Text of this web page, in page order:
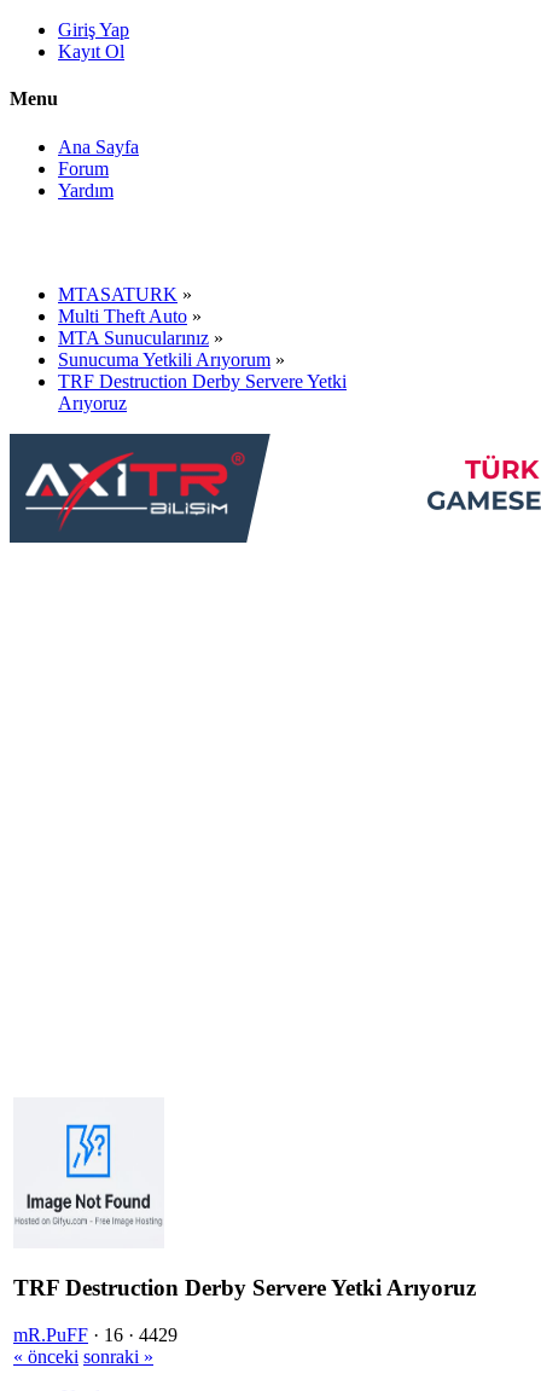
Giriş Yap
Kayıt Ol
Menu
Ana Sayfa
Forum
Yardım
MTASATURK »
Multi Theft Auto »
MTA Sunucularınız »
Sunucuma Yetkili Arıyorum »
TRF Destruction Derby Servere Yetki
Arıyoruz
TRF Destruction Derby Servere Yetki Arıyoruz
mR.PuFF · 16 · 4429
« önceki sonraki »